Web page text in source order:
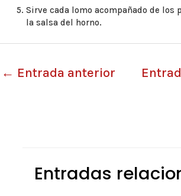
Sirve cada lomo acompañado de los
la salsa del horno.
← Entrada anterior
Entradas